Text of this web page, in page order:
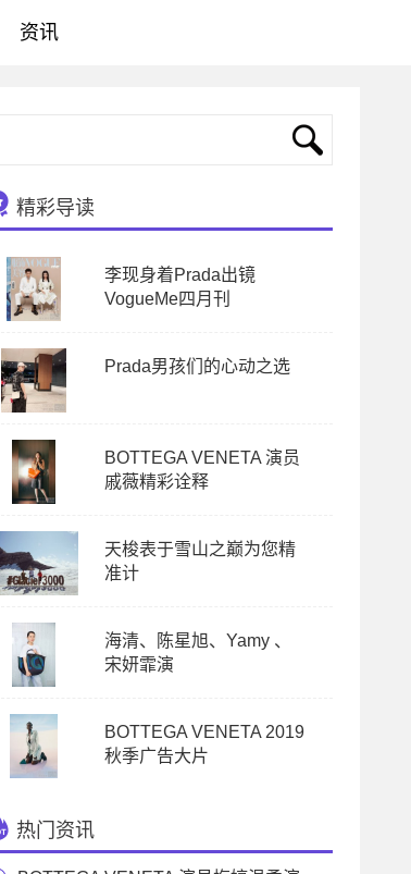
资讯
精彩导读
李现身着Prada出镜
VogueMe四月刊
Prada男孩们的心动之选
BOTTEGA VENETA 演员
戚薇精彩诠释
天梭表于雪山之巅为您精
准计
海清、陈星旭、Yamy 、
宋妍霏演
BOTTEGA VENETA 2019
秋季广告大片
热门资讯